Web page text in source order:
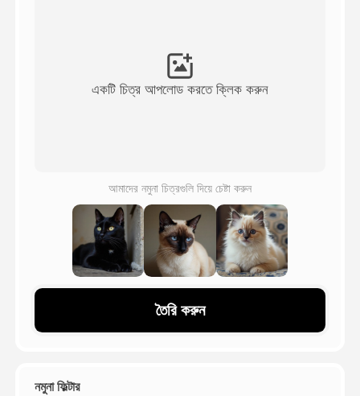
সবগুলো টেমপ্লেট দেখুন
একটি চিত্র আপলোড করতে ক্লিক করুন
আমাদের নমুনা চিত্রগুলি দিয়ে চেষ্টা করুন
তৈরি করুন
নমুনা ফিল্টার